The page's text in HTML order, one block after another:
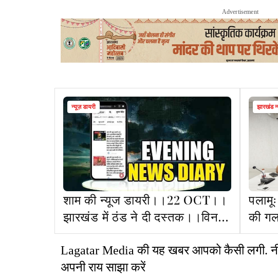
Advertisement
न्यूज़ डायरी
शाम की न्यूज डायरी।।22 OCT।।
झारखंड में ठंड ने दी दस्तक।।विनय
सिंह के करोड़ों के संदिग्ध लोन व अवैध
निवेश का खुलासा।।चोकसी को भारत
लाने का रास्ता साफ।।समेत कई
झारखंड
की
Lagatar Mediaकी यह खबर आपको कैसी लगी.
अपनी राय साझा करें